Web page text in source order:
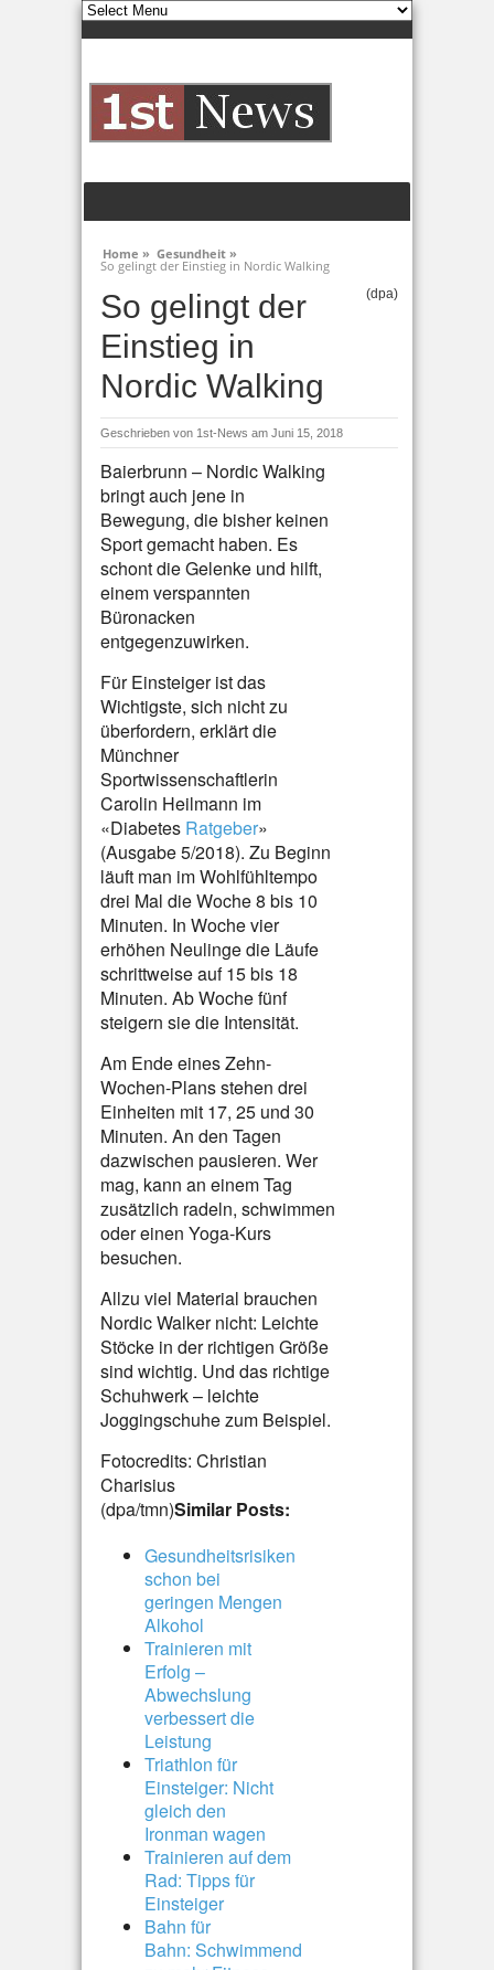
Home » Gesundheit »
So gelingt der Einstieg in Nordic Walking
So gelingt der
Einstieg in
Nordic Walking
(dpa)
Geschrieben von 1st-News am Juni 15, 2018
Baierbrunn – Nordic Walking
bringt auch jene in
Bewegung, die bisher keinen
Sport gemacht haben. Es
schont die Gelenke und hilft,
einem verspannten
Büronacken
entgegenzuwirken.
Für Einsteiger ist das
Wichtigste, sich nicht zu
überfordern, erklärt die
Münchner
Sportwissenschaftlerin
Carolin Heilmann im
«Diabetes Ratgeber»
(Ausgabe 5/2018). Zu Beginn
läuft man im Wohlfühltempo
drei Mal die Woche 8 bis 10
Minuten. In Woche vier
erhöhen Neulinge die Läufe
schrittweise auf 15 bis 18
Minuten. Ab Woche fünf
steigern sie die Intensität.
Am Ende eines Zehn-
Wochen-Plans stehen drei
Einheiten mit 17, 25 und 30
Minuten. An den Tagen
dazwischen pausieren. Wer
mag, kann an einem Tag
zusätzlich radeln, schwimmen
oder einen Yoga-Kurs
besuchen.
Allzu viel Material brauchen
Nordic Walker nicht: Leichte
Stöcke in der richtigen Größe
sind wichtig. Und das richtige
Schuhwerk – leichte
Joggingschuhe zum Beispiel.
Fotocredits: Christian
Charisius
(dpa/tmn)Similar Posts:
Gesundheitsrisiken
schon bei
geringen Mengen
Alkohol
Trainieren mit
Erfolg –
Abwechslung
verbessert die
Leistung
Triathlon für
Einsteiger: Nicht
gleich den
Ironman wagen
Trainieren auf dem
Rad: Tipps für
Einsteiger
Bahn für
Bahn: Schwimmend